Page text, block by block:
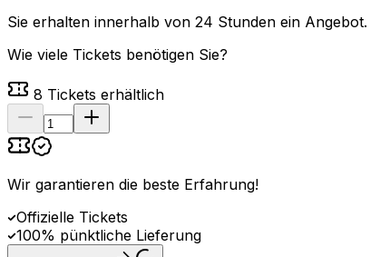
Sie erhalten innerhalb von 24 Stunden ein Angebot.
Wie viele Tickets benötigen Sie?
8 Tickets erhältlich
Wir garantieren die beste Erfahrung!
Offizielle Tickets
100% pünktliche Lieferung